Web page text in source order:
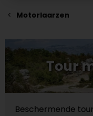
Motorlaarzen
Tour
Beschermende